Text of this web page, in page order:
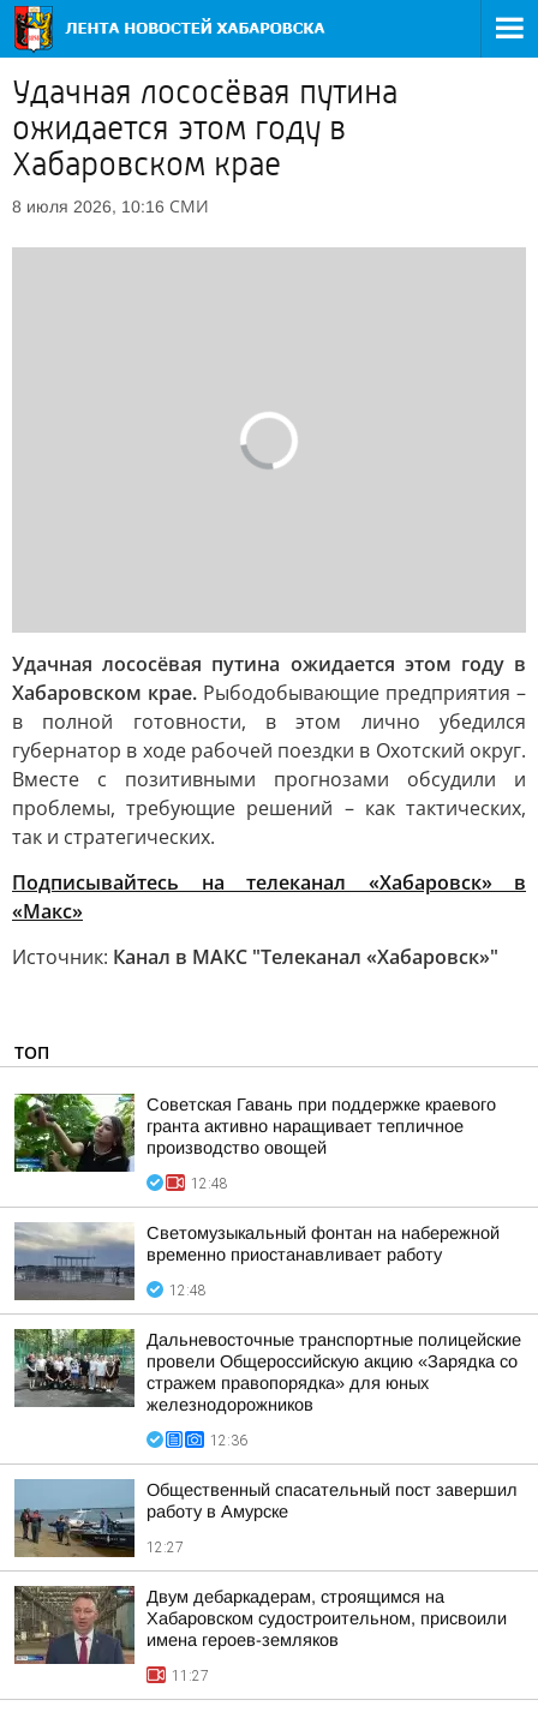
Удачная лососёвая путина
ожидается этом году в
Хабаровском крае
8 июля 2026, 10:16 СМИ
Удачная лососёвая путина ожидается этом году в
Хабаровском крае. Рыбодобывающие предприятия –
в полной готовности, в этом лично убедился
губернатор в ходе рабочей поездки в Охотский округ.
Вместе с позитивными прогнозами обсудили и
проблемы, требующие решений – как тактических,
так и стратегических.
Подписывайтесь на телеканал «Хабаровск» в
«Макс»
Источник: Канал в МАКС "Телеканал «Хабаровск»"
ТОП
Советская Гавань при поддержке краевого
гранта активно наращивает тепличное
производство овощей
12:48
Светомузыкальный фонтан на набережной
временно приостанавливает работу
12:48
Дальневосточные транспортные полицейские
провели Общероссийскую акцию «Зарядка со
стражем правопорядка» для юных
железнодорожников
12:36
Общественный спасательный пост завершил
работу в Амурске
12:27
Двум дебаркадерам, строящимся на
Хабаровском судостроительном, присвоили
имена героев-земляков
11:27